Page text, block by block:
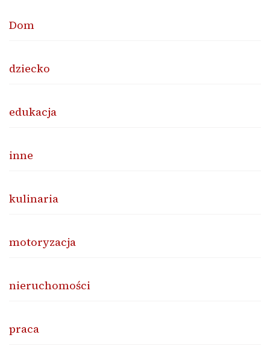
Dom
dziecko
edukacja
inne
kulinaria
motoryzacja
nieruchomości
praca